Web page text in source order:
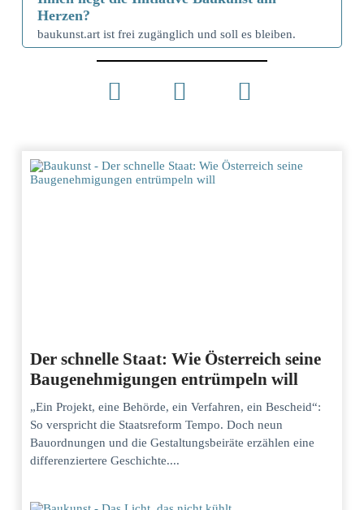
Herzen?
baukunst.art ist frei zugänglich und soll es bleiben.
Der schnelle Staat: Wie Österreich seine
Baugenehmigungen entrümpeln will
„Ein Projekt, eine Behörde, ein Verfahren, ein Bescheid“:
So verspricht die Staatsreform Tempo. Doch neun
Bauordnungen und die Gestaltungsbeiräte erzählen eine
differenziertere Geschichte....